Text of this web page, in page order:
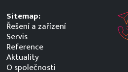
Sitemap:
Řešení a zařízení
Servis
Reference
Aktuality
O společnosti